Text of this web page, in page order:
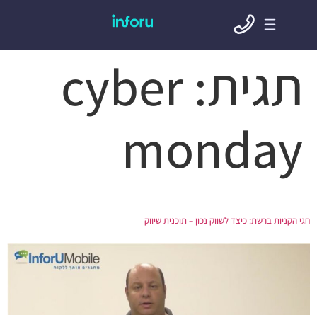
תגית:cyber
monday
חגי הקניות ברשת: כיצד לשווק נכון – תוכנית שיווק